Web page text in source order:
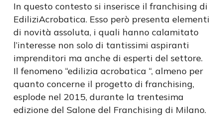
In questo contesto si inserisce il franchising di
EdiliziAcrobatica. Esso però presenta elementi
di novità assoluta, i quali hanno calamitato
l’interesse non solo di tantissimi aspiranti
imprenditori ma anche di esperti del settore.
Il fenomeno “edilizia acrobatica “, almeno per
quanto concerne il progetto di franchising,
esplode nel 2015, durante la trentesima
edizione del Salone del Franchising di Milano.